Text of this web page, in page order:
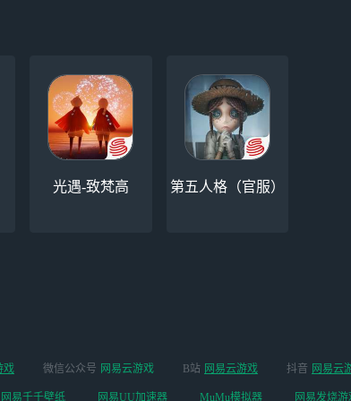
光遇-致梵高 第五人格（官服）
云手机 阴阳师
戏 微信公众号 网易云游戏 B站 网易云游戏 抖音 网易云
网易千千壁纸 网易UU加速器 MuMu模拟器 网易发烧游